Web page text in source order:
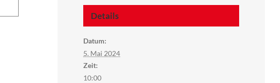
Details
Datum:
5. Mai 2024
Zeit:
10:00